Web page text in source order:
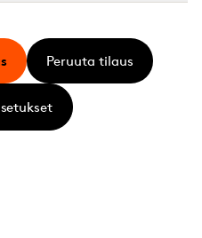
Peruuta tilaus